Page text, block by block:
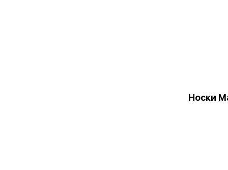
Носки